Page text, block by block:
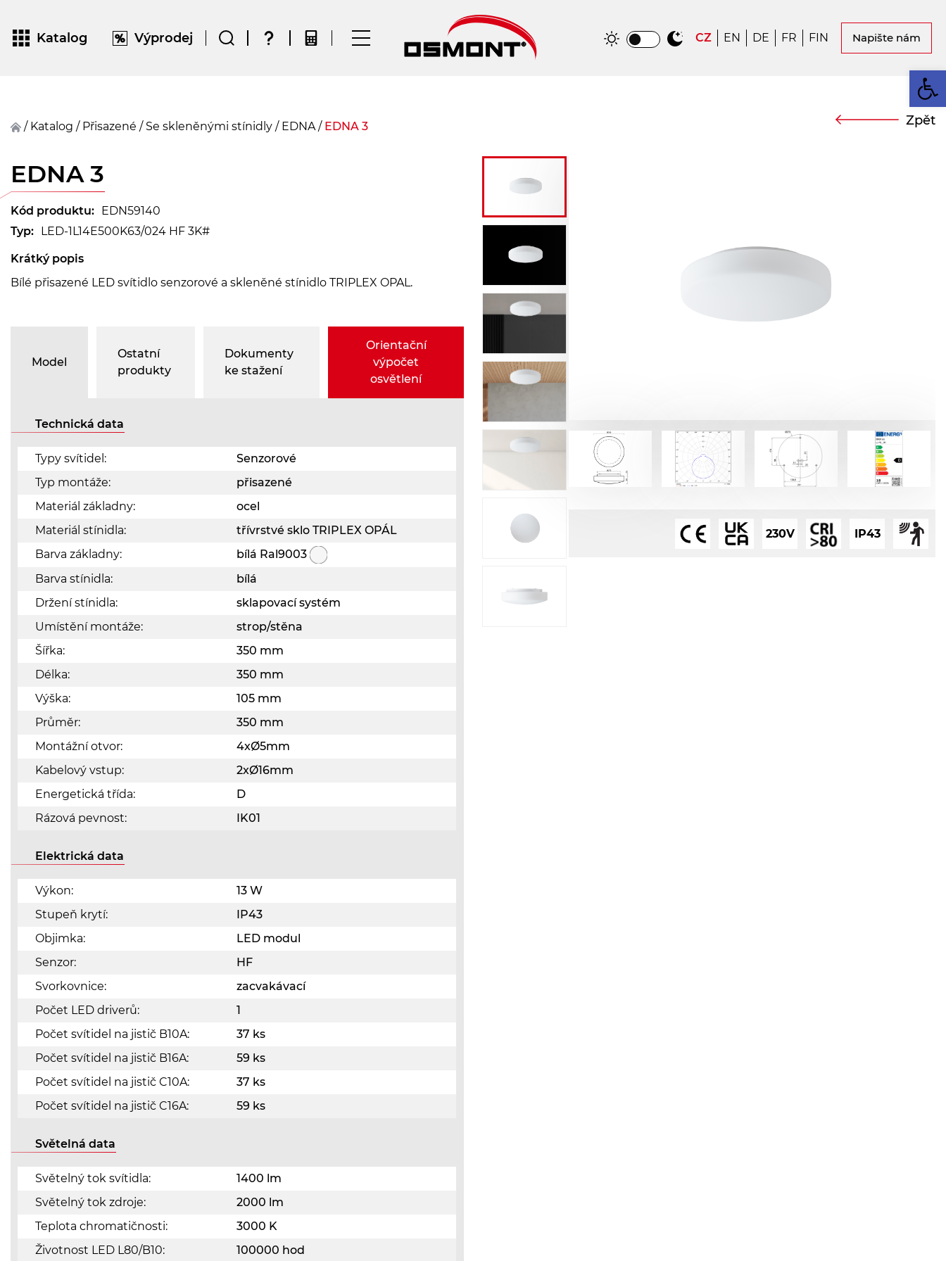
Katalog Výprodej CZ EN DE FR FIN Napište nám
/ Katalog / přisazené / Se skleněnými stínidly / EDNA/ EDNA 3 Zpět
EDNA 3
Kód produktu: EDN59140
Typ: LED-1L14E500K63/024 HF 3K#
Krátký popis
Bílé přisazené LED svítidlo senzorové a skleněné stínidlo TRIPLEX OPAL.
Model
Ostatní
produkty
Dokumenty
ke stažení
Orientační
výpočet
osvětlení
Technická data
Typy svítidel:
Senzorové
Typ montáže:
přisazené
Materiál základny:
ocel
Materiál stínidla:
třívrstvé sklo TRIPLEX OPÁL
Barva základny:
bílá Ral9003
Barva stínidla:
bílá
Držení stínidla:
sklapovací systém
Umístění montáže:
strop/stěna
Šířka:
350 mm
Délka:
350 mm
Výška:
105 mm
Průměr:
350 mm
Montážní otvor:
4xØ5mm
Kabelový vstup:
2xØ16mm
Energetická třída:
D
Rázová pevnost:
IK01
Elektrická data
Výkon:
13 W
Stupeň krytí:
IP43
Objimka:
LED modul
Senzor:
HF
Svorkovnice:
zacvakávací
Počet LED driverů:
1
Počet svítidel na jistič B10A:
37 ks
Počet svítidel na jistič B16A:
59 ks
Počet svítidel na jistič C10A:
37 ks
Počet svítidel na jistič C16A:
59 ks
Světelná data
Světelný tok svítidla:
1400 lm
Světelný tok zdroje:
2000 lm
Teplota chromatičnosti:
3000 K
Životnost LED L80/B10:
100000 hod
230V IP43